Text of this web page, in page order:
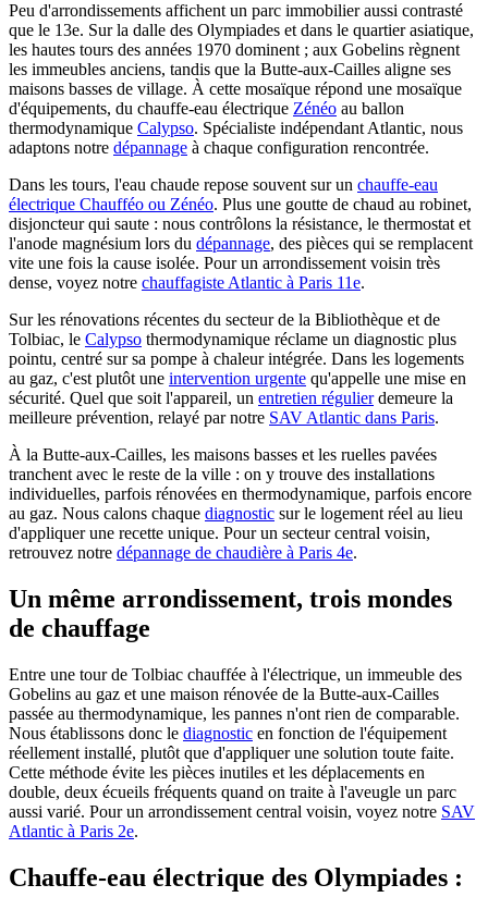
Peu d'arrondissements affichent un parc immobilier aussi contrasté
que le 13e. Sur la dalle des Olympiades et dans le quartier asiatique,
les hautes tours des années 1970 dominent ; aux Gobelins règnent
les immeubles anciens, tandis que la Butte-aux-Cailles aligne ses
maisons basses de village. À cette mosaïque répond une mosaïque
d'équipements, du chauffe-eau électrique Zénéo au ballon
thermodynamique Calypso. Spécialiste indépendant Atlantic, nous
adaptons notre dépannage à chaque configuration rencontrée.
Dans les tours, l'eau chaude repose souvent sur un chauffe-eau
électrique Chaufféo ou Zénéo. Plus une goutte de chaud au robinet,
disjoncteur qui saute : nous contrôlons la résistance, le thermostat et
l'anode magnésium lors du dépannage, des pièces qui se remplacent
vite une fois la cause isolée. Pour un arrondissement voisin très
dense, voyez notre chauffagiste Atlantic à Paris 11e.
Sur les rénovations récentes du secteur de la Bibliothèque et de
Tolbiac, le Calypso thermodynamique réclame un diagnostic plus
pointu, centré sur sa pompe à chaleur intégrée. Dans les logements
au gaz, c'est plutôt une intervention urgente qu'appelle une mise en
sécurité. Quel que soit l'appareil, un entretien régulierdemeure la
meilleure prévention, relayé par notre SAV Atlantic dans Paris.
À la Butte-aux-Cailles, les maisons basses et les ruelles pavées
tranchent avec le reste de la ville : on y trouve des installations
individuelles, parfois rénovées en thermodynamique, parfois encore
au gaz. Nous calons chaque diagnostic sur le logement réel au lieu
d'appliquer une recette unique. Pour un secteur central voisin,
retrouvez notre dépannage de chaudière à Paris 4e.
Un même arrondissement, trois mondes
de chauffage
Entre une tour de Tolbiac chauffée à l'électrique, un immeuble des
Gobelins au gaz et une maison rénovée de la Butte-aux-Cailles
passée au thermodynamique, les pannes n'ont rien de comparable.
Nous établissons donc le diagnostic en fonction de l'équipement
réellement installé, plutôt que d'appliquer une solution toute faite.
Cette méthode évite les pièces inutiles et les déplacements en
double, deux écueils fréquents quand on traite à l'aveugle un parc
aussi varié. Pour un arrondissement central voisin, voyez notre SAV
Atlantic à Paris 2e.
Chauffe-eau électrique des Olympiades :